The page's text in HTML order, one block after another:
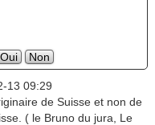
Oui Non
13 09:29
de Suisse et non de
( le Bruno du jura, Le